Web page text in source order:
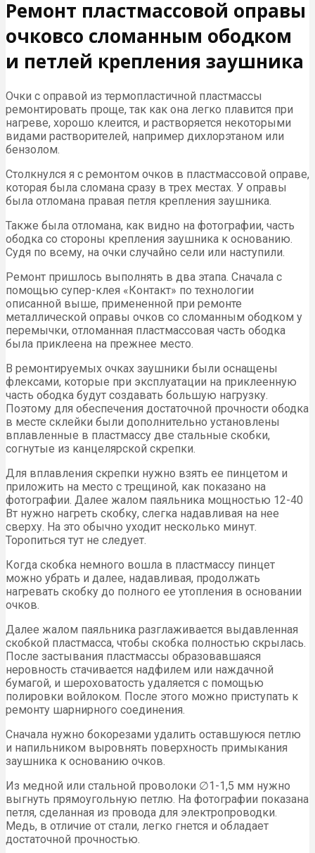
Ремонт пластмассовой оправы
очковсо сломанным ободком
и петлей крепления заушника
Очки с оправой из термопластичной пластмассы
ремонтировать проще, так как она легко плавится при
нагреве, хорошо клеится, и растворяется некоторыми
видами растворителей, например дихлорэтаном или
бензолом.
Столкнулся я с ремонтом очков в пластмассовой оправе,
которая была сломана сразу в трех местах. У оправы
была отломана правая петля крепления заушника.
Также была отломана, как видно на фотографии, часть
ободка со стороны крепления заушника к основанию.
Судя по всему, на очки случайно сели или наступили.
Ремонт пришлось выполнять в два этапа. Сначала с
помощью супер-клея «Контакт» по технологии
описанной выше, примененной при ремонте
металлической оправы очков со сломанным ободком у
перемычки, отломанная пластмассовая часть ободка
была приклеена на прежнее место.
В ремонтируемых очках заушники были оснащены
флексами, которые при эксплуатации на приклеенную
часть ободка будут создавать большую нагрузку.
Поэтому для обеспечения достаточной прочности ободка
в месте склейки были дополнительно установлены
вплавленные в пластмассу две стальные скобки,
согнутые из канцелярской скрепки.
Для вплавления скрепки нужно взять ее пинцетом и
приложить на место с трещиной, как показано на
фотографии. Далее жалом паяльника мощностью 12-40
Вт нужно нагреть скобку, слегка надавливая на нее
сверху. На это обычно уходит несколько минут.
Торопиться тут не следует.
Когда скобка немного вошла в пластмассу пинцет
можно убрать и далее, надавливая, продолжать
нагревать скобку до полного ее утопления в основании
очков.
Далее жалом паяльника разглаживается выдавленная
скобкой пластмасса, чтобы скобка полностью скрылась.
После застывания пластмассы образовавшаяся
неровность стачивается надфилем или наждачной
бумагой, и шероховатость удаляется с помощью
полировки войлоком. После этого можно приступать к
ремонту шарнирного соединения.
Сначала нужно бокорезами удалить оставшуюся петлю
и напильником выровнять поверхность примыкания
заушника к основанию очков.
Из медной или стальной проволоки ∅1-1,5 мм нужно
выгнуть прямоугольную петлю. На фотографии показана
петля, сделанная из провода для электропроводки.
Медь, в отличие от стали, легко гнется и обладает
достаточной прочностью.